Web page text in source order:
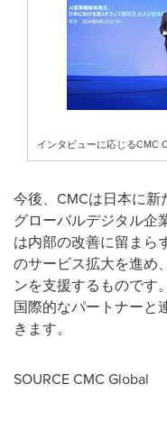
インタビューに応じるCMC
今後、CMCは日本に
グローバルデジタル企
は内部の改善に留まら
のサービス拡大を進め
ンを支援するものです
国際的なパートナーと
きます。
SOURCE CMC Global